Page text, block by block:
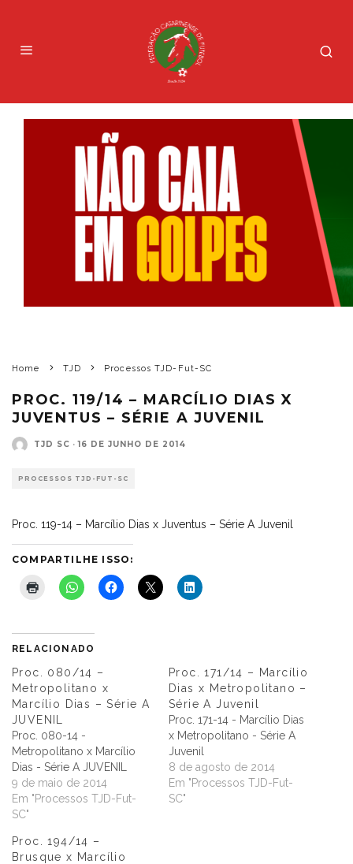
Home TJD Processos TJD-Fut-SC
PROC. 119/14 – MARCÍLIO DIAS X
JUVENTUS – SÉRIE A JUVENIL
TJD SC · 16 DE JUNHO DE 2014
PROCESSOS TJD-FUT-SC
Proc. 119-14 – Marcílio Dias x Juventus – Série A Juvenil
COMPARTILHE ISSO:
RELACIONADO
Proc. 080/14 –
Metropolitano x
Marcílio Dias – Série A
JUVENIL
Proc. 080-14 -
Metropolitano x Marcílio
Dias - Série A JUVENIL
9 de maio de 2014
Em "Processos TJD-Fut-
SC"
Proc. 171/14 – Marcílio
Dias x Metropolitano –
Série A Juvenil
Proc. 171-14 - Marcílio Dias
x Metropolitano - Série A
Juvenil
8 de agosto de 2014
Em "Processos TJD-Fut-
SC"
Proc. 194/14 –
Brusque x Marcílio